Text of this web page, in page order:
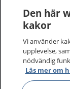
Kontakt
Behandling av
Hantering av kakor
Den här
kakor
Vi använder
upplevelse,
nödvändig
Läs mer om